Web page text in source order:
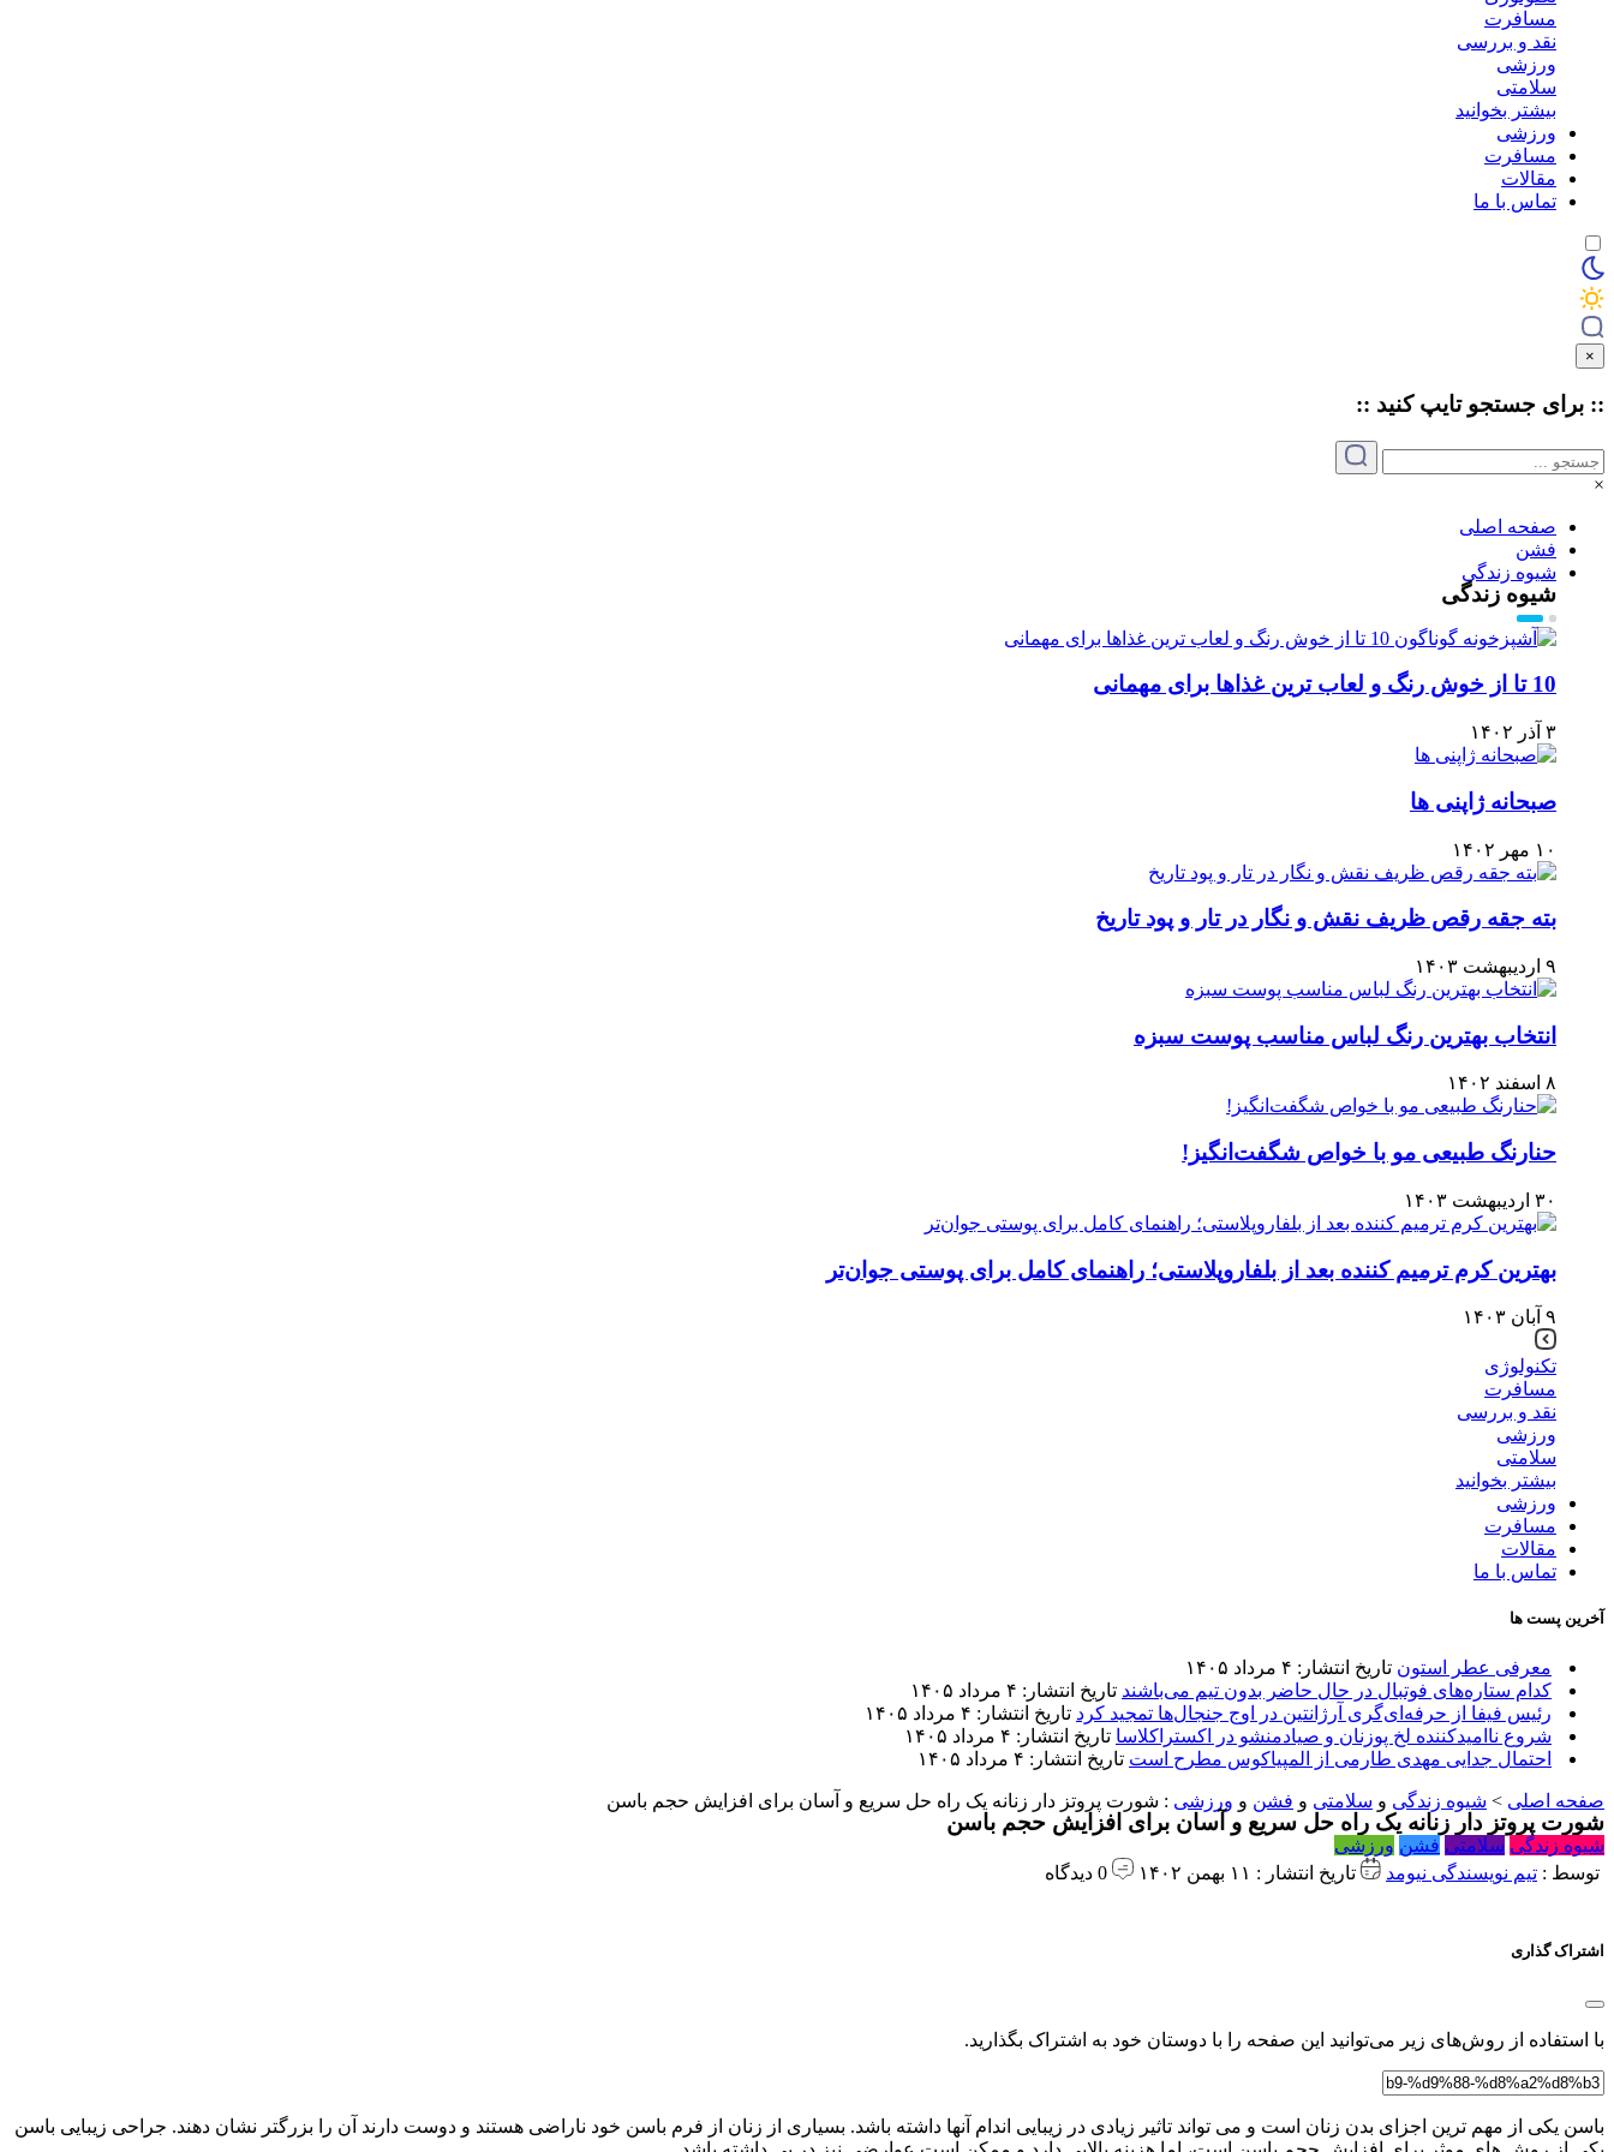
مسافرت
نقد و بررسی
ورزشی
سلامتی
بیشتر بخوانید
ورزشی
مسافرت
مقالات
تماس با ما
×
:: برای جستجو تایپکنید ::
×
صفحه اصلی
فشن
شیوه زندگی
شیوه زندگی
10 تا از خوش رنگ و لعاب ترین غذاها برای مهمانی
۳ آذر ۱۴۰۲
صبحانه ژاپنی ها
۱۰ مهر ۱۴۰۲
بته جقه رقص ظریف نقش و نگار در تار و پود تاریخ
۹ اردیبهشت ۱۴۰۳
انتخاب بهترین رنگ لباس مناسب پوست سبزه
۸ اسفند ۱۴۰۲
حنارنگ طبیعی مو با خواص شگفت‌انگیز!
۳۰ اردیبهشت ۱۴۰۳
بهترین کرم ترمیم کننده بعد از بلفاروپلاستی؛ راهنمای کامل برای پوستی جوان‌تر
۹ آبان ۱۴۰۳
تکنولوژی
مسافرت
نقد و بررسی
ورزشی
سلامتی
بیشتر بخوانید
ورزشی
مسافرت
مقالات
تماس با ما
آخرین پست ها
معرفی عطر استون تاریخ انتشار: ۴ مرداد ۱۴۰۵
کدام ستاره‌های فوتبال در حال حاضر بدون تیم می‌باشند تاریخ انتشار: ۴ مرداد ۱۴۰۵
رئیس فیفا از حرفه‌ای‌گری آرژانتین در اوج جنجال‌ها تمجید کرد تاریخ انتشار: ۴ مرداد ۱۴۰۵
شروع ناامیدکننده لخ پوزنان و صیادمنشو در اکستراکلاسا تاریخ انتشار: ۴ مرداد ۱۴۰۵
احتمال جدایی مهدی طارمی از المپیاکوس مطرح است تاریخ انتشار: ۴ مرداد ۱۴۰۵
صفحه اصلی > شیوه زندگی و سلامتی و فشن و ورزشی : شورت پروتز دار زنانه یک راه حل سریع و آسان برای افزایش حجم باسن
شورت پروتز دار زنانه یک راه حل سریع و آسان برای افزایش حجم باسن
شیوه زندگی سلامتی فشن ورزشی
توسط : تیم نویسندگی نیومد تاریخ انتشار : ۱۱ بهمن ۱۴۰۲
اشتراک گذاری
با استفاده از روش‌های زیر می‌توانید این صفحه را با دوستان خود به اشتراک بگذارید.
باسن یکی از مهم ترین اجزای بدن زنان است و می تواند تاثیر زیادی در زیبایی اندام آنها داشته باشد. بسیاری از زنان از فرم باسن خود ناراضی هستند و دوست دارند آن را بزرگتر نشان دهند. جراحی زیبایی باسن